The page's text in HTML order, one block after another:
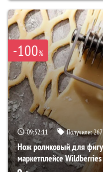
-100%
09:52:10 Получили:267
Нож роликовый для
маркетплейсе Wildberries